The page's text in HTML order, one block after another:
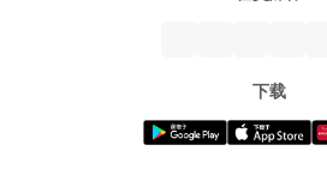
下载